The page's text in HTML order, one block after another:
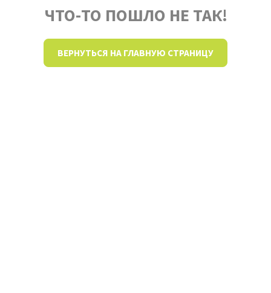
ЧТО-ТО ПОШЛО НЕ ТАК!
ВЕРНУТЬСЯ НА ГЛАВНУЮ СТРАНИЦУ